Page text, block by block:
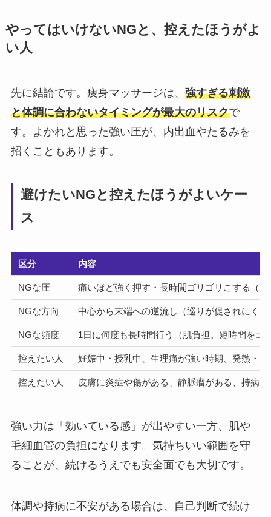
やってはいけないNGと、控えたほうがよ
い人
先に結論です。痩身マッサージは、 強すぎる刺激
と体調に合わないタイミングが最大のリスクで
す。よかれと思った強い圧が、内出血やたるみを
招くこともあります。
避けたいNGと控えたほうがよいケー
ス
区分 内容
NGな圧 痛いほど強く押す・長時間ゴリゴリこする（
NGな方向 中心から末端への逆流し（巡りが促されにくい
NGな頻度 1日に何度も長時間行う（肌負担。短時間をコ
控えたい人 妊娠中・授乳中、生理痛が強い時期、発熱・
控えたい人 皮膚に炎症や傷がある、静脈瘤がある、持病
強い力は「効いている感」が出やすい一方、肌や
毛細血管の負担になります。気持ちいい範囲を守
ることが、続けるうえでも安全面でも大切です。
体調や持病に不安がある場合は、自己判断で続け